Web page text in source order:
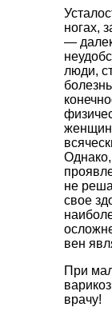
ногах,
—
люди,
не
свое
вен
При
врачу!